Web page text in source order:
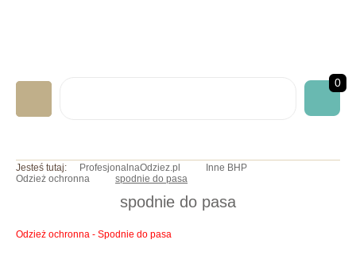
0
GASTRONOMICZNA
ART. JEDNORAZOWE
Jesteś tutaj: ProfesjonalnaOdziez.pl
Inne BHP
Odzież ochronna
spodnie do pasa
spodnie do pasa
Odzież ochronna - Spodnie do pasa